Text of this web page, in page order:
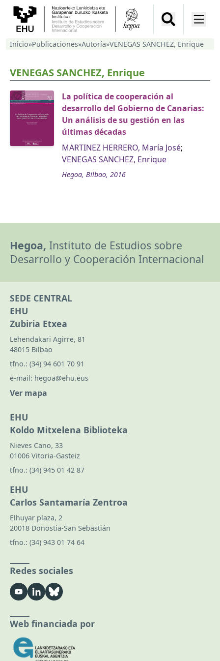
Inicio»Publicaciones»Autoría»VENEGAS SANCHEZ, Enrique
VENEGAS SANCHEZ, Enrique
La política de cooperación al
desarrollo del Gobierno de Canarias:
Un análisis de su gestión en las
últimas décadas
MARTINEZ HERRERO, María José;
VENEGAS SANCHEZ, Enrique
Hegoa, Bilbao, 2016
Hegoa, Instituto de Estudios sobre
Desarrollo y Cooperación Internacional
SEDE CENTRAL
EHU
Zubiria Etxea
Lehendakari Agirre, 81
48015 Bilbao
tfno.: (34) 94 601 70 91
e-mail: hegoa@ehu.eus
Ver mapa
EHU
Koldo Mitxelena Biblioteka
Nieves Cano, 33
01006 Vitoria-Gasteiz
tfno.: (34) 945 01 42 87
EHU
Carlos Santamaría Zentroa
Elhuyar plaza, 2
20018 Donostia-San Sebastián
tfno.: (34) 943 01 74 64
Redes sociales
Web financiada por